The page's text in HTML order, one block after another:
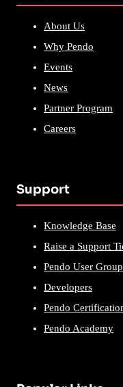
About Us
Why Pendo
Events
News
Partner Program
Careers
Support
Knowledge Base
Raise a Support
Pendo User
Developers
Pendo
Pendo Academy